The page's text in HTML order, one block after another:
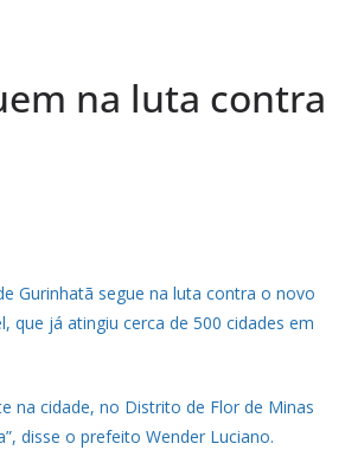
na luta contra
Gurinhatã segue na luta contra o novo
que já atingiu cerca de 500 cidades em
na cidade, no Distrito de Flor de Minas
disse o prefeito Wender Luciano.